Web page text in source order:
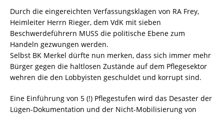
Durch die eingereichten Verfassungsklagen von RA Frey,
Heimleiter Herrn Rieger, dem VdK mit sieben
Beschwerdeführern MUSS die politische Ebene zum
Handeln gezwungen werden.
Selbst BK Merkel dürfte nun merken, dass sich immer mehr
Bürger gegen die haltlosen Zustände auf dem Pflegesektor
wehren die den Lobbyisten geschuldet und korrupt sind.
Eine Einführung von 5 (!) Pflegestufen wird das Desaster der
Lügen-Dokumentation und der Nicht-Mobilisierung von